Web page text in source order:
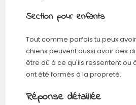
Section pour enfants
Tout comme parfois tu peux
chiens peuvent aussi avoir des
être dû à ce qu'ils ressentent ou
ont été formés à la propreté.
Réponse détaillée